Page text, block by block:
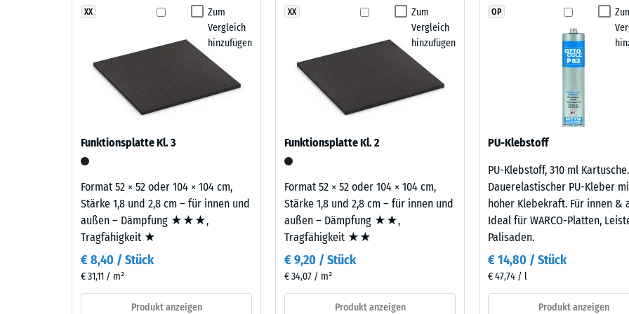
Dämpfung, Dämmung und Stabilität auf die Gegebenheiten vor Ort abstimmen. Der Sandwichaufbau
verhindert Spannungen, wie sie bei einschichtigen Gummigranulatplatten auftreten können, und
verlängert die Nutzungsdauer der Fläche am Beckenrand.
Zweilagiger Aufbau
Der Belag ist zweilagig aufgebaut: Die Nutzschicht aus neu hergestelltem, UV-stabilem, durchgefärbtem
EPDM-Gummigranulat sichert Farbbeständigkeit und Oberflächenqualität; die Basisschicht aus ELT-
Gummigranulat übernimmt Tragfähigkeit und Stoßdämpfung.
Bei
Dunkelgrauer
EPDM-
Granulat
verschiedenen
Grautönen
sowie
Schwarz
mit
farblosem,
Rutschfestigkeit Klasse DS (EN 14041) - Skalenwert 4 = Gleitreibungskoeffizient ca. 0,53
Abriebfestigkeit - Beständigkeit gegen abrasiven Verschleiß - Skalenwert 2 = "gut" (BS
Wasserdurchlässigkeit (EN 12616) - Skalenwert 5 = Infiltration ca. 1000 mm/h (1000 l/h/
Rutschhemmung (EN 16165) - Skalenwert 4 = mittlerer Akzeptanzwinkel ca. 16°, Gruppe
Wärmedämmung - Skalenwert 2 = Wärmeleitfähigkeit ca. 0,12 W/(m·K)
Frostbeständig
Druckfestigkeit
Skalenwert
ca.
Produkt
Zum
Vergleich
hinzufügen
XX
Funktionsplatte Kl. 3
Format 52 × 52 oder 104 × 104 cm,
Stärke 1,8 und 2,8 cm – für innen und
außen – Dämpfung ★★★,
Tragfähigkeit ★
€ 8,40 / Stück
€ 31,11 / m²
Produkt anzeigen
Zum
Vergleich
hinzufügen
XX
Funktionsplatte Kl. 2
Format 52 × 52 oder 104 × 104 cm,
Stärke 1,8 und 2,8 cm – für innen und
außen – Dämpfung ★★,
Tragfähigkeit ★★
€ 9,20 / Stück
€ 34,07 / m²
Produkt anzeigen
OP
PU-Klebstoff
PU-Klebstoff, 310 ml Kartusche.
Dauerelastischer PU-Kleber
hoher Klebekraft. Für innen &
Ideal für WARCO-Platten,
Palisaden.
€ 14,80 / Stück
€ 47,74 / l
Produkt anzeigen